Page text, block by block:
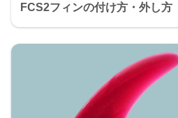
FCS2フィンの付け方・外し方